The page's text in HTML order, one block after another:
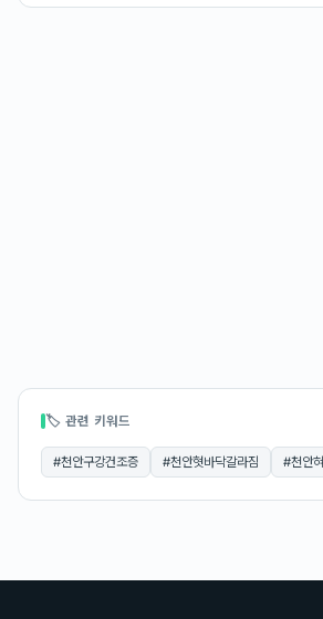
🏷 관련 키워드
#천안구강건조증 #천안혓바닥갈라짐 #천안